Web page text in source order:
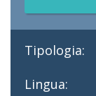
Tipologia:
Lingua: